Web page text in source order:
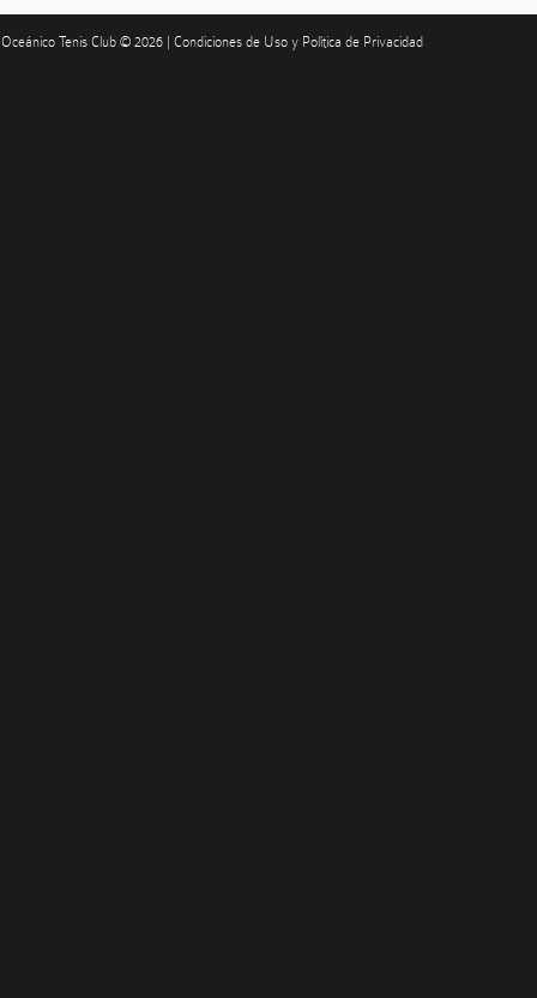
Oceánico Tenis Club © 2026 | Condiciones de Uso y Política de Privacidad